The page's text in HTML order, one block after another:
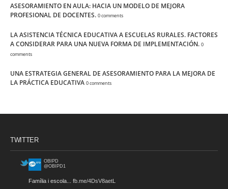
ASESORAMIENTO EN AULA: HACIA UN MODELO DE MEJORA
PROFESIONAL DE DOCENTES. 0 comments
LA ASISTENCIA TÉCNICA EDUCATIVA A ESCUELAS RURALES. FACTORES
A CONSIDERAR PARA UNA NUEVA FORMA DE IMPLEMENTACIÓN. 0
comments
UNA ESTRATEGIA GENERAL DE ASESORAMIENTO PARA LA MEJORA DE
LA PRÁCTICA EDUCATIVA 0 comments
TWITTER
OBIPD
@OBIPD1
Família i escola...fb.me/4DsV8aetL